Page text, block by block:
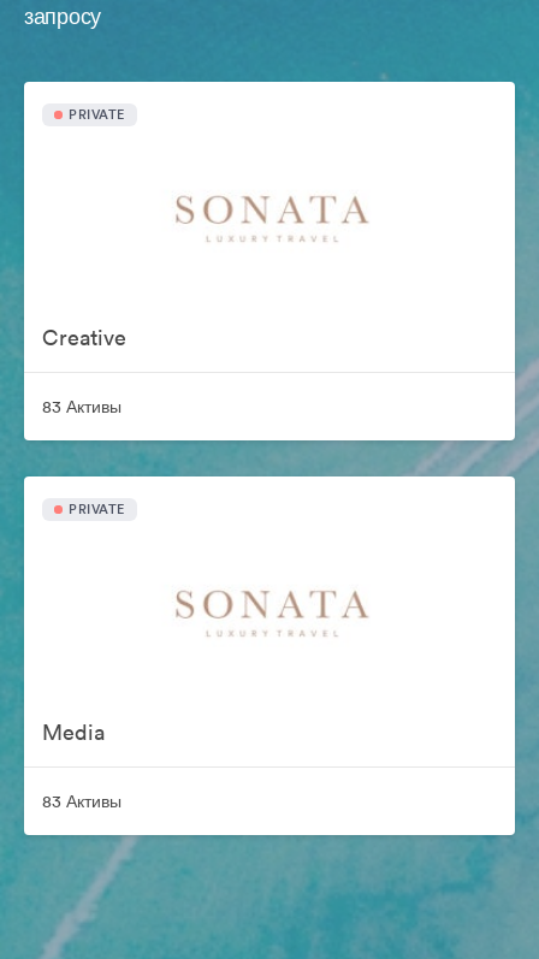
запросу
PRIVATE
Creative
83 Активы
PRIVATE
Media
83 Активы